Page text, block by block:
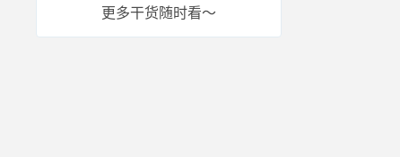
更多干货随时看～